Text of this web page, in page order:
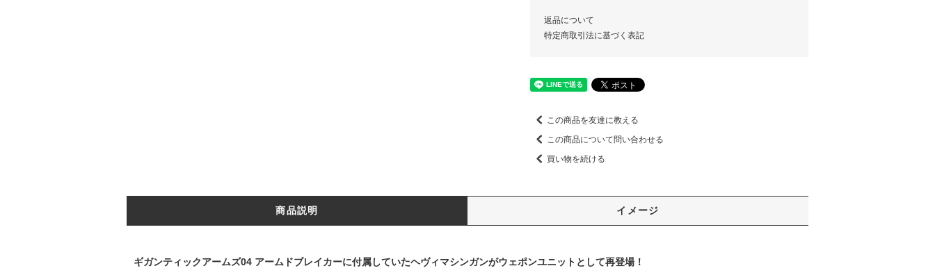
返品について
特定商取引法に基づく表記
この商品を友達に教える
この商品について問い合わせる
買い物を続ける
商品説明 イメージ
ギガンティックアームズ04 アームドブレイカーに付属していたヘヴィマシンガンがウェポンユニットとして再登場！